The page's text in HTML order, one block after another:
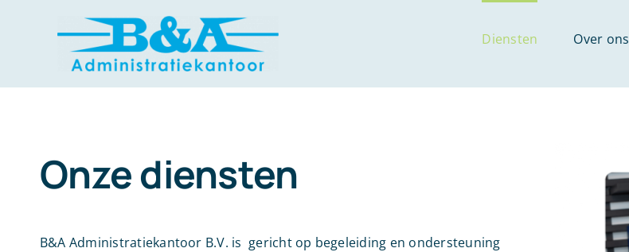
Diensten Over ons
Onze diensten
B&A Administratiekantoor B.V. is gericht op begeleiding en ondersteuning